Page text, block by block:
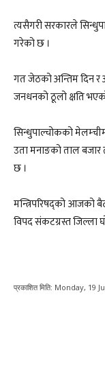
त्यसैगरी सरकारले
गरेको छ ।
गत जेठको अन्तिम दिन र
जनधनको ठूलो क्षति
सिन्धुपाल्चोकको
उता मनाङको ताल बजार
छ ।
मन्त्रिपरिषद्को आजको
विपद संकटग्रस्त जिल्ला
प्रकाशित मिति: Monday, 19